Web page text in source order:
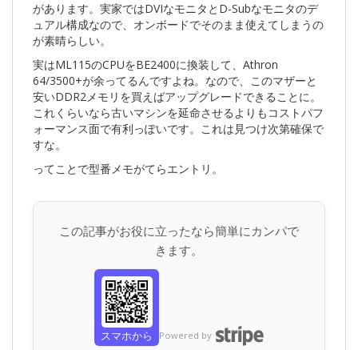
があります。実家ではDVIなモニタとD-Subなモニタのデ
ュアル構成なので、オンボードでそのまま使えてしまうの
が素晴らしい。
実はML115のCPUをBE2400に換装して、Athron
64/3500+が余ってるんですよね。なので、このマザーと
安いDDR2メモリを買えばアップグレードできることに。
これくらいなら古いマシンを延命させるよりもコストパフ
ォーマンス面で有利っぽいです。これは見つけ次第確保で
すな。
ってことで型番メモがてらエントリ。
この記事がお役に立ったなら簡単にカンパで
きます。
スマホから Powered by